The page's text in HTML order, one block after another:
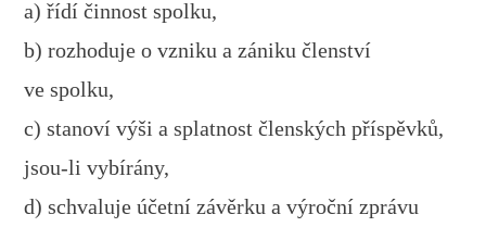
a) řídí činnost spolku,
b) rozhoduje o vzniku a zániku členství
ve spolku,
c) stanoví výši a splatnost členských příspěvků,
jsou-li vybírány,
d) schvaluje účetní závěrku a výroční zprávu